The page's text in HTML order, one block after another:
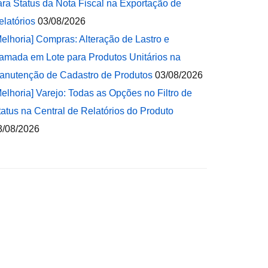
Status da Nota Fiscal na Exportação de
03/08/2026
Compras: Alteração de Lastro e
em Lote para Produtos Unitários na
de Cadastro de Produtos 03/08/2026
Varejo: Todas as Opções no Filtro de
na Central de Relatórios do Produto
08/2026